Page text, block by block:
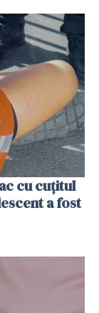
cu cuțitul
a fost